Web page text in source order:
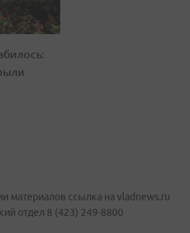
материалов ссылка на vladnews.ru
отдел 8 (423) 249-8800